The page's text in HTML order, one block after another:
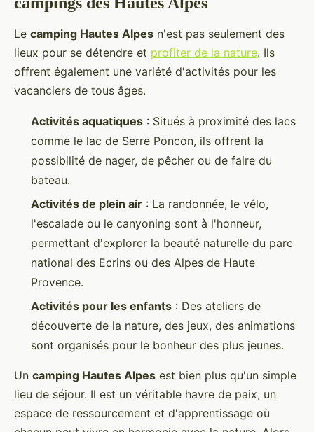
Le camping Hautes Alpes n'est pas seulement des
lieux pour se détendre et profiter de la nature. Ils
offrent également une variété d'activités pour les
vacanciers de tous âges.
Activités aquatiques : Situés à proximité des lacs
comme le lac de Serre Poncon, ils offrent la
possibilité de nager, de pêcher ou de faire du
bateau.
Activités de plein air : La randonnée, le vélo,
l'escalade ou le canyoning sont à l'honneur,
permettant d'explorer la beauté naturelle du parc
national des Ecrins ou des Alpes de Haute
Provence.
Activités pour les enfants : Des ateliers de
découverte de la nature, des jeux, des animations
sont organisés pour le bonheur des plus jeunes.
Un camping Hautes Alpes est bien plus qu'un simple
lieu de séjour. Il est un véritable havre de paix, un
espace de ressourcement et d'apprentissage où